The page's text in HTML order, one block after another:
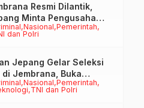
Nasional Pemerintah
dan Polri
Resmi Dilantik,
Minta Pengusaha
Ekonomi
Nasional Pemerintah
TNI dan Polri
Jepang Gelar Seleksi
Jembrana, Buka
bagi Calon PMI